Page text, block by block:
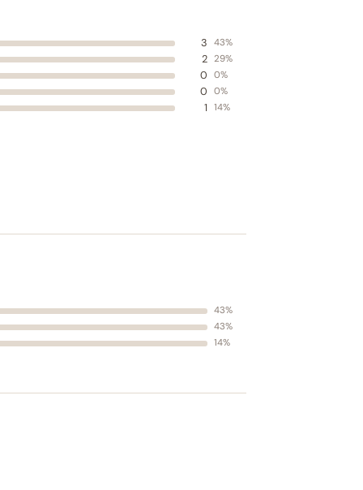
3 43%
2 29%
0 0%
0 0%
1 14%
43%
43%
14%